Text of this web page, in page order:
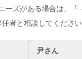
ーズがある場合は、
者と相談してください
尹さん